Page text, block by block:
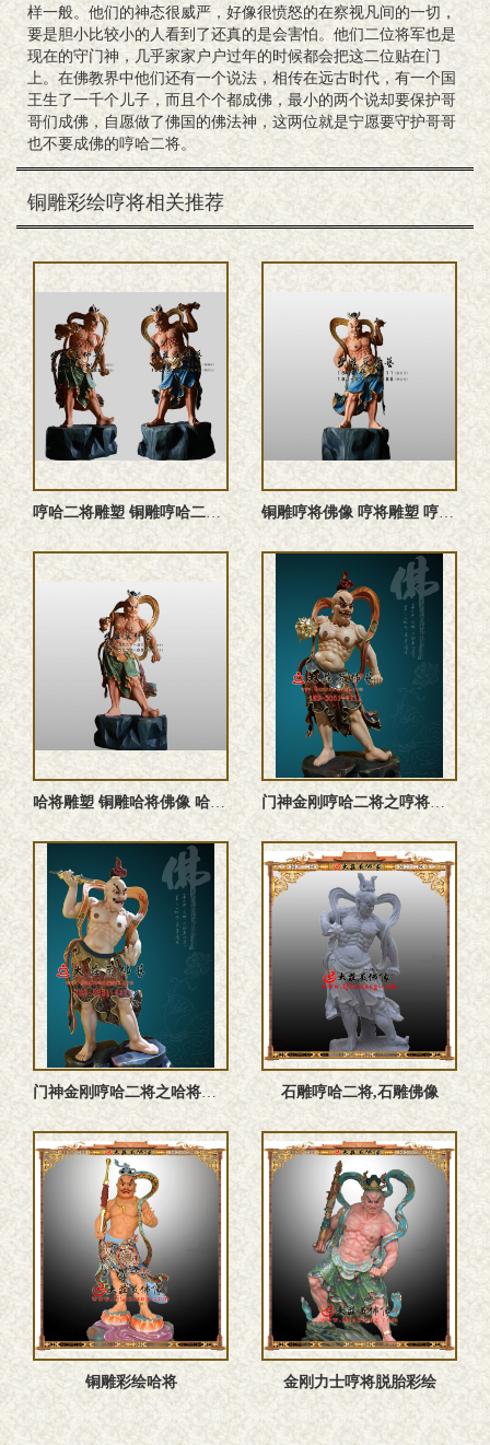
样一般。他们的神态很威严，好像很愤怒的在察视凡间的一切，
要是胆小比较小的人看到了还真的是会害怕。他们二位将军也是
现在的守门神，几乎家家户户过年的时候都会把这二位贴在门
上。在佛教界中他们还有一个说法，相传在远古时代，有一个国
王生了一千个儿子，而且个个都成佛，最小的两个说却要保护哥
哥们成佛，自愿做了佛国的佛法神，这两位就是宁愿要守护哥哥
也不要成佛的哼哈二将。
铜雕彩绘哼将相关推荐
哼哈二将雕塑 铜雕哼哈二将 哼哈二将塑像 哼哈二将铜像 铜雕哼将佛像 哼将雕塑 哼将塑像 哼将铜像
石雕哼哈二将,石雕佛像
铜雕彩绘哈将 金刚力士哼将脱胎彩绘